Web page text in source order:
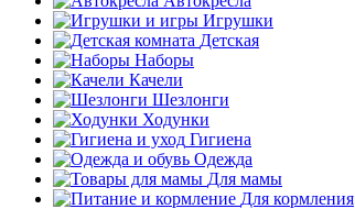
Игрушки
Детская
Наборы
Качели
Шезлонги
Ходунки
Гигиена
Одежда
Для мамы
Для кормления